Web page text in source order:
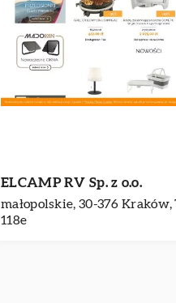
ELCAMP RV Sp. z o.o.
małopolskie, 30-376
118e